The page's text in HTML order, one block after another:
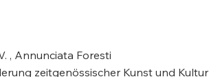
, Annunciata Foresti
zeitgenössischer Kunst und Kultur